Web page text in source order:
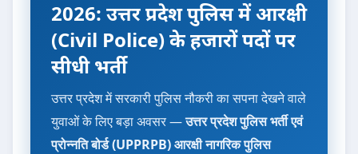
2026: उत्तर प्रदेश पुलिस में आरक्षी
(Civil Police) के हजारों पदों पर
सीधी भर्ती
उत्तर प्रदेश में सरकारी पुलिस नौकरी का सपना देखने वाले
युवाओं के लिए बड़ा अवसर —उत्तर प्रदेश पुलिस भर्ती एवं
प्रोन्नति बोर्ड (UPPRPB)आरक्षी नागरिक पुलिस